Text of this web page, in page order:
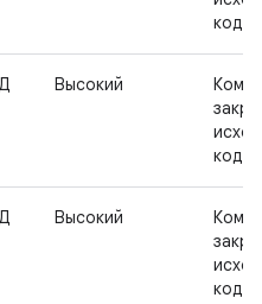
Высокий
Высокий